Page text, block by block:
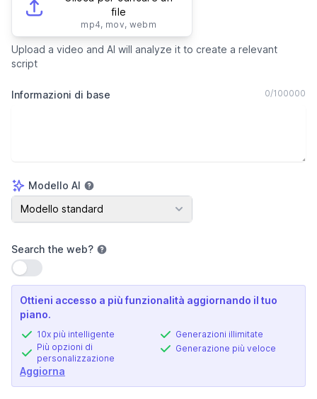
file
mp4, mov, webm
Upload a video and AI will analyze it to create a relevant
script
Informazioni di base 0/100000
Modello AI
Modello AI
Modello standard
Search the web?
Usa impostazione
Ottieni accesso a più funzionalità aggiornando il tuo
piano.
10x più intelligente
Più opzioni di
personalizzazione
Generazioni illimitate
Generazione più veloce
Aggiorna